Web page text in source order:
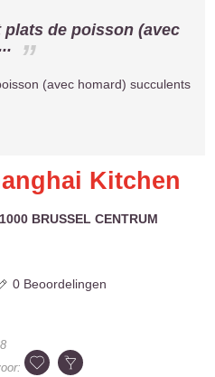
de poisson (avec
(avec homard) succulents
Kitchen
1000 BRUSSEL CENTRUM
0 Beoordelingen